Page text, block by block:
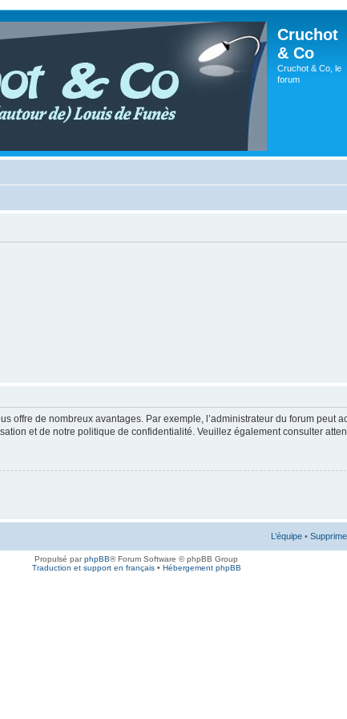
Cruchot
& Co
Cruchot & Co, le
forum
offre de nombreux avantages. Par exemple, l’administrateur du forum peut
et de notre politique de confidentialité. Veuillez également consulter
L’équipe •
Propulsé parphpBB® Forum Software © phpBB Group
Traduction et support en français• Hébergement phpBB